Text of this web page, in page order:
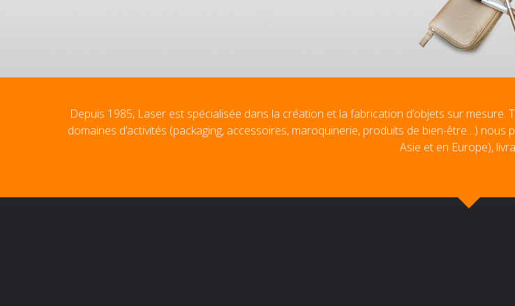
Depuis 1985, Laser est spécialisée dans la création et la fabrication d’objets sur
domaines d’activités (packaging, accessoires, maroquinerie, produits de bien-être…)
Asie et en Europe),